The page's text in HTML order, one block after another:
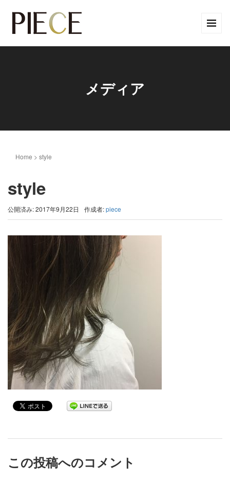
メディア
Home > style
style
公開済み: 2017年9月22日 作成者:piece
この投稿へのコメント